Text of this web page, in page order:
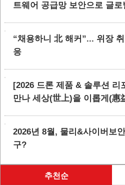
트웨어 공급망 보안으로 글
“채용하니 北 해커”... 위장
응
[2026 드론 제품 & 솔루션 리
만나 세상(世上)을 이롭게(惠
2026년 8월, 물리&사이버보
구?
추천순